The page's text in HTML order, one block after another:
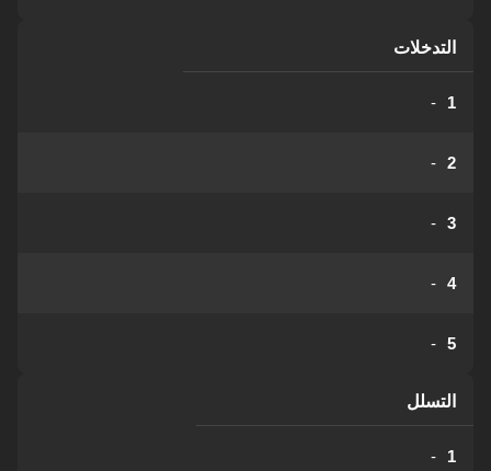
التدخلات
1
-
2
-
3
-
4
-
5
-
التسلل
1
-